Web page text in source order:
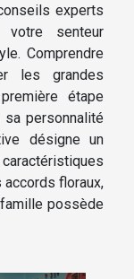
experts
senteur
Comprendre
les grandes
étape
personnalité
désigne un
floraux,
possède